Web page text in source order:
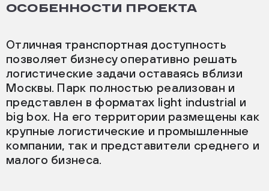
ОСОБЕННОСТИ ПРОЕКТА
Отличная транспортная доступность
позволяет бизнесу оперативно решать
логистические задачи оставаясь вблизи
Москвы. Парк полностью реализован и
представлен в форматах light industrial и
big box. На его территории размещены как
крупные логистические и промышленные
компании, так и представители среднего и
малого бизнеса.